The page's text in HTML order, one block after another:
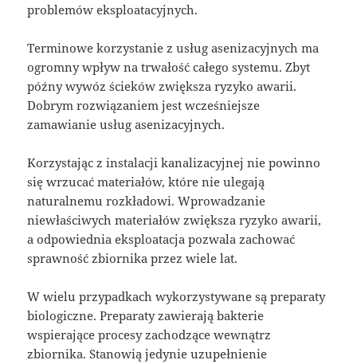
problemów eksploatacyjnych.
Terminowe korzystanie z usług asenizacyjnych ma
ogromny wpływ na trwałość całego systemu. Zbyt
późny wywóz ścieków zwiększa ryzyko awarii.
Dobrym rozwiązaniem jest wcześniejsze
zamawianie usług asenizacyjnych.
Korzystając z instalacji kanalizacyjnej nie powinno
się wrzucać materiałów, które nie ulegają
naturalnemu rozkładowi. Wprowadzanie
niewłaściwych materiałów zwiększa ryzyko awarii,
a odpowiednia eksploatacja pozwala zachować
sprawność zbiornika przez wiele lat.
W wielu przypadkach wykorzystywane są preparaty
biologiczne. Preparaty zawierają bakterie
wspierające procesy zachodzące wewnątrz
zbiornika. Stanowią jedynie uzupełnienie